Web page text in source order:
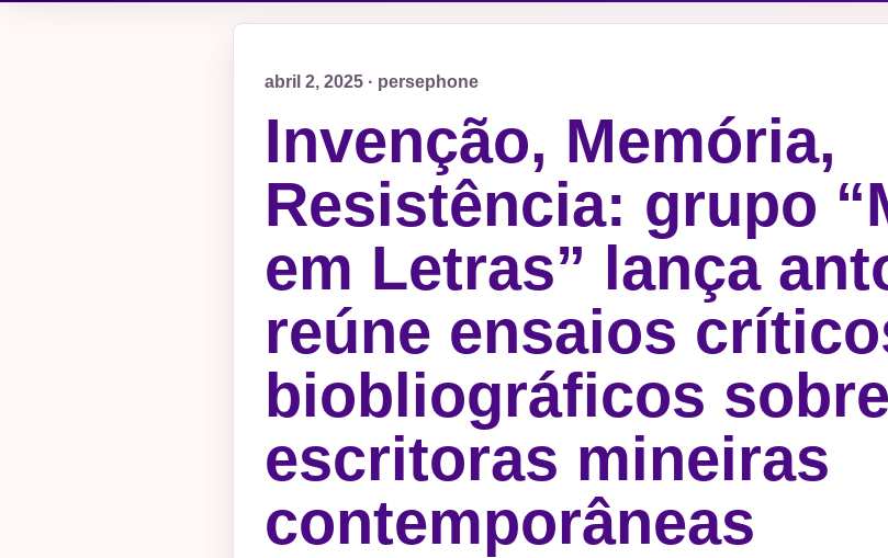
abril 2, 2025 · persephone
Invenção, Memória,
Resistência: grupo
em Letras” lança
reúne ensaios
biobliográficos
escritoras mineiras
contemporâneas